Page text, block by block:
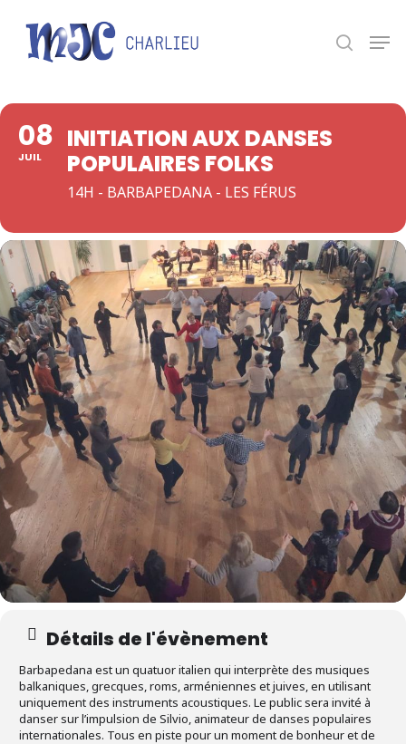
08
JUIL
INITIATION AUX DANSES
POPULAIRES FOLKS
14H - BARBAPEDANA - LES FÉRUS
Détails de l'évènement
Barbapedana est un quatuor italien qui interprète des musiques
balkaniques, grecques, roms, arméniennes et juives, en utilisant
uniquement des instruments acoustiques. Le public sera invité à
danser sur l’impulsion de Silvio, animateur de danses populaires
internationales. Tous en piste pour un moment de bonheur et de